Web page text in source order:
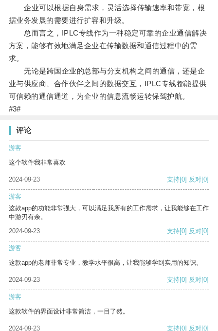
企业可以根据自身需求，灵活选择传输速率和带宽，根
据业务发展的需要进行扩容和升级。
总而言之，IPLC专线作为一种稳定可靠的企业通信解决
方案，能够有效地满足企业在传输数据和通信过程中的需
求。
无论是跨国企业的总部与分支机构之间的通信，还是企
业与供应商、合作伙伴之间的数据交互，IPLC专线都能提供
可信赖的通信通道，为企业的信息流畅运转保驾护航。
#3#
评论
游客
这个软件我非常喜欢
2024-09-23 支持[0] 反对[0]
游客
这款app的功能非常强大，可以满足我所有的工作需求，让我能够在工作
中游刃有余。
2024-09-23
支持[0] 反对[0]
游客
这款app的老师非常专业，教学水平很高，让我能够学到实用的知识。
2024-09-23 支持[0] 反对[0]
游客
这款软件的界面设计非常简洁，一目了然。
2024-09-23 支持[0] 反对[0]